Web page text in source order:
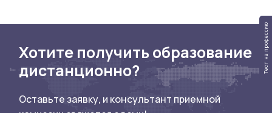
Хотите получить образование
дистанционно?
Оставьте заявку, и консультант приемной
Тест на профессию